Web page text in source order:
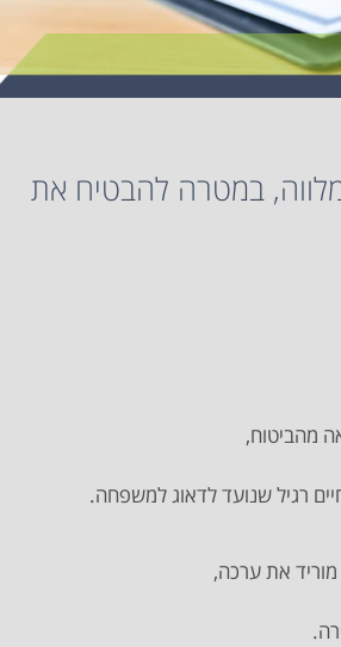
במטרה להבטיח את
מהביטוח,
רגיל שנועד לדאוג למשפחה.
את ערכה,